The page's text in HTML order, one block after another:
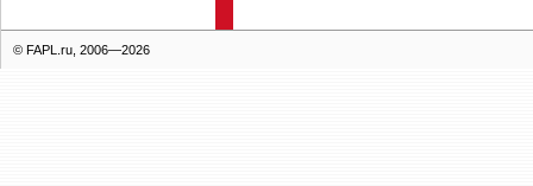
© FAPL.ru, 2006—2026